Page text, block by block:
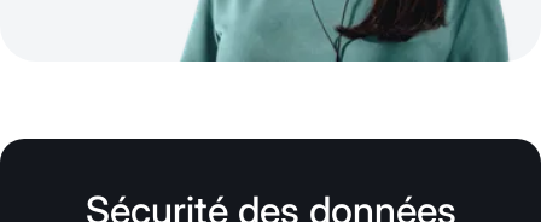
Sécurité des données